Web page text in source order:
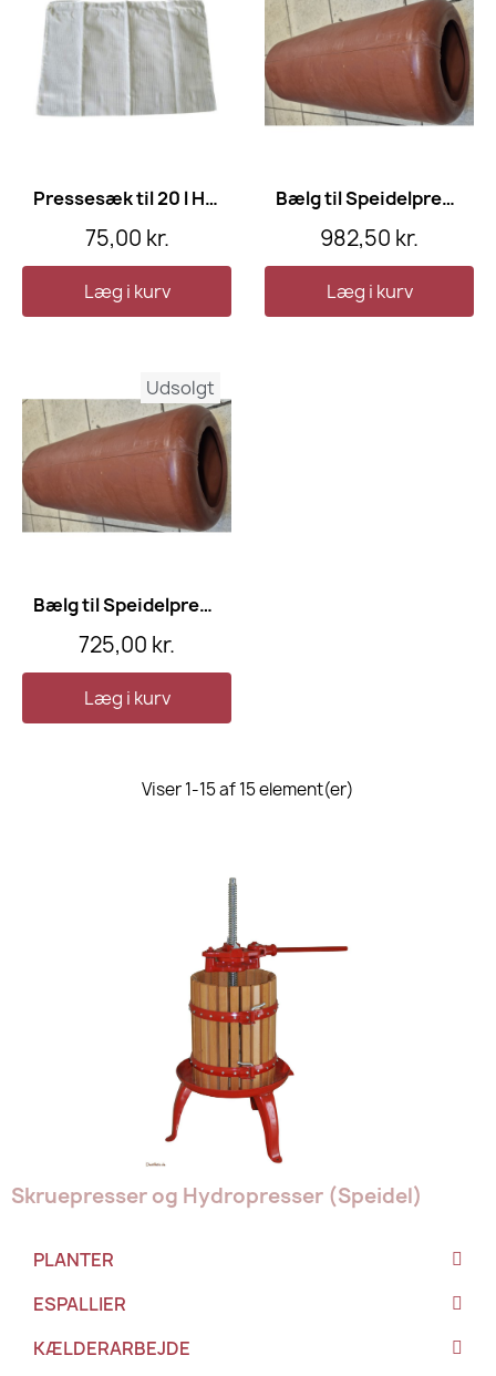
PLANTER
ESPALLIER
KÆLDERARBEJDE
Pressesæk til 20 l Hydropresse
75,00 kr.
Læg i kurv
Bælg til Speidelpresse 90 l
982,50 kr.
Læg i kurv
Udsolgt
Bælg til Speidelpresse 40 l
725,00 kr.
Læg i kurv
Viser 1-15 af 15 element(er)
Skruepresser og Hydropresser (Speidel)